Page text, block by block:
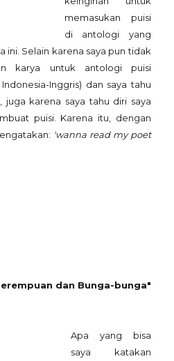
memasukan puisi
di antologi yang
ini. Selain karena saya pun tidak
karya untuk antologi puisi
Inggris) dan saya tahu
juga karena saya tahu diri saya
puisi. Karena itu, dengan
'wanna read my poet
dan Bunga-bunga"
Apa yang bisa
saya katakan